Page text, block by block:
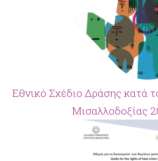
Εθνικό Σχέδιο Δράσης κατά
Μισαλλοδοξίας